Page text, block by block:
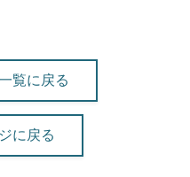
覧に戻る
に戻る